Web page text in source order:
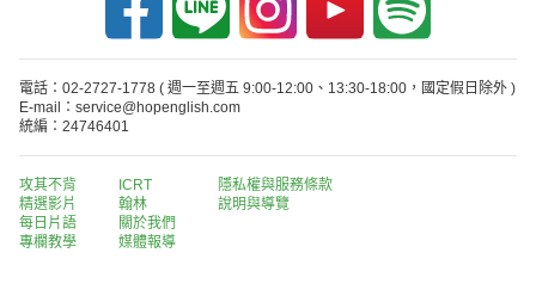
電話：02-2727-1778 ( 週一至週五 9:00-12:00、13:30-18:00，國定假日除外 )
E-mail：service@hopenglish.com
統編：24746401
攻其不背
精選影片
每日片語
專欄教學
ICRT
翰林
關於我們
媒體報導
隱私權與服務條款
說明與導覽